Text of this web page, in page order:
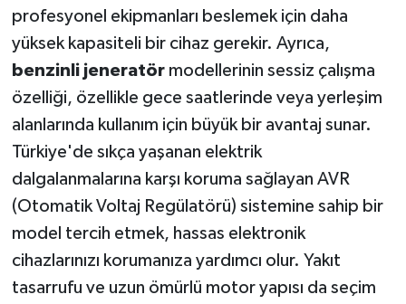
profesyonel ekipmanları beslemek için daha
yüksek kapasiteli bir cihaz gerekir. Ayrıca,
benzinli jeneratörmodellerinin sessiz çalışma
özelliği, özellikle gece saatlerinde veya yerleşim
alanlarında kullanım için büyük bir avantaj sunar.
Türkiye'de sıkça yaşanan elektrik
dalgalanmalarına karşı koruma sağlayan AVR
(Otomatik Voltaj Regülatörü) sistemine sahip bir
model tercih etmek, hassas elektronik
cihazlarınızı korumanıza yardımcı olur. Yakıt
tasarrufu ve uzun ömürlü motor yapısı da seçim